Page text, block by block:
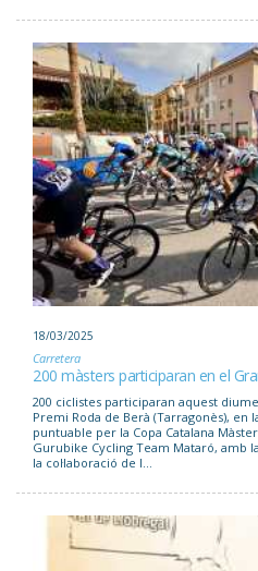
18/03/2025
Carretera
200 màsters participaran en el
200 ciclistes participaran aquest
Premi Roda de Berà (Tarragonès), en
puntuable per la Copa Catalana
Gurubike Cycling Team Mataró, amb
la col·laboració de l...